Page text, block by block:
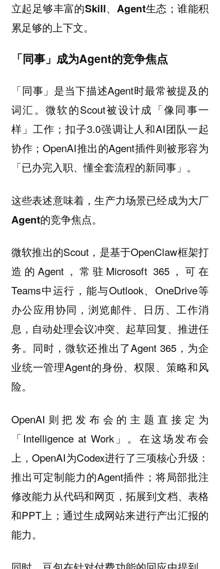
立起足够丰富的Skill、Agent生态；谁能积
累足够的上下文。
「同事」成为Agent的竞争焦点
「同事」是当下描述Agent时最常被提及的
词汇。微软的Scout被设计成「像同事一
样」工作；扣子3.0强调让人和AI团队一起
协作；OpenAI推出的Agent插件则被形容为
「已办完入职、懂全套流程的新同事」。
这些表述意味着，生产力场景已经成为大厂
Agent的竞争焦点。
微软推出的Scout，是基于OpenClaw框架打
造的Agent，常驻Microsoft 365，可在
Teams中运行，能与Outlook、OneDrive等
办公应用协同，浏览邮件、日历、工作消
息，自动处理会议冲突、起草回复、推进任
务。同时，微软还推出了Agent 365，为企
业统一管理Agent的身份、权限、策略和风
险。
OpenAI则把发布会的主题直接定为
「Intelligence at Work」。在这场发布会
上，OpenAI为Codex进行了三项核心升级：
推出可定制能力的Agent插件；将局部批注
修改能力从代码和网页，拓展到文档、表格
和PPT上；通过生成网站来进行产出汇报的
能力。